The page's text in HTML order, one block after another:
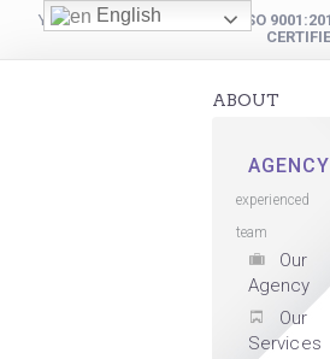
YOUR DIGITAL PARTNER
ISO
ABOUT
AGENCY
experienced
team
Our
Agency
Our
Services
English